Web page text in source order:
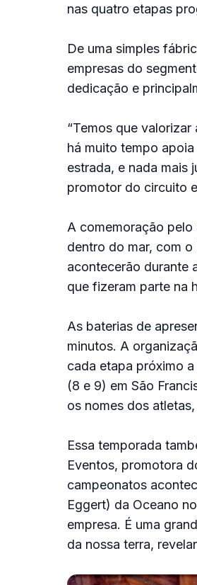
nas quatro etapas
De uma simples
empresas do
dedicação e
“Temos que
há muito tempo
estrada, e nada mais
promotor do circuito
A comemoração pelo
dentro do mar, com
acontecerão durante
que fizeram parte na
As baterias de
minutos. A
cada etapa próximo
(8 e 9) em São
os nomes dos
Essa temporada
Eventos, promotora
campeonatos
Eggert) da Oceano
empresa. É uma
da nossa terra,